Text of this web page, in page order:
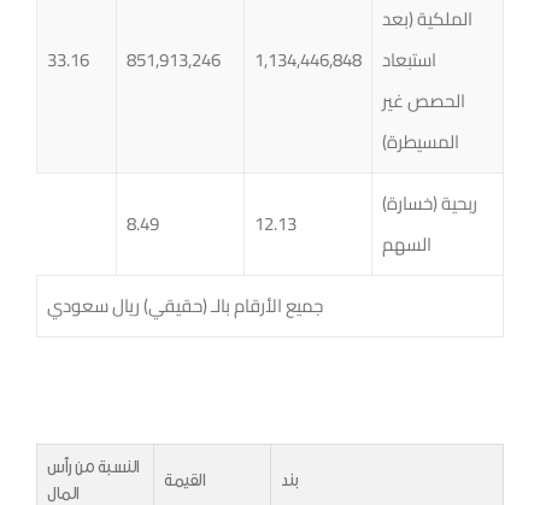
الملكية (بعد
استبعاد
الحصص غير
المسيطرة)
1,134,446,848
851,913,246
33.16
ربحية (خسارة)
السهم
12.13
8.49
جميع الأرقام بالـ (حقيقي) ريال سعودي
بند القيمة
النسبة من رأس
المال